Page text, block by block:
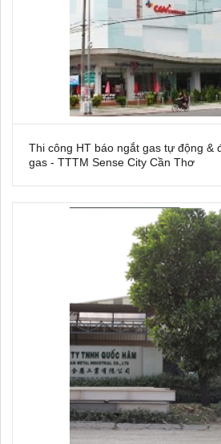
Thi công HT báo ngắt gas tự động &
gas - TTTM Sense City Cần Thơ